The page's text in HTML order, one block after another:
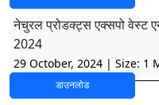
नेचुरल प्रोडक्ट्स एक्सपो वेस्ट
2024
29 October, 2024 | Size: 1
डाउनलोड